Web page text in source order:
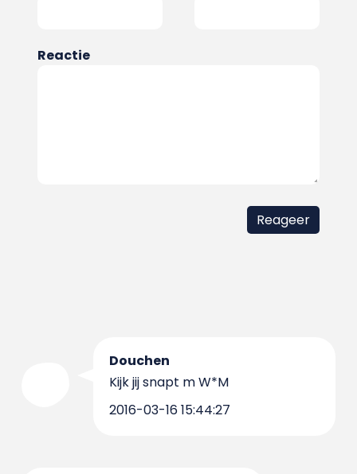
Reactie
Douchen
Kijk jij snapt m W*M
2016-03-16 15:44:27